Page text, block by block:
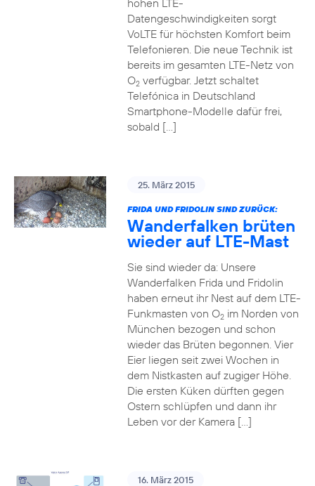
hohen LTE-
Datengeschwindigkeiten sorgt
VoLTE für höchsten Komfort beim
Telefonieren. Die neue Technik ist
bereits im gesamten LTE-Netz von
O2verfügbar. Jetzt schaltet
Telefónica in Deutschland
Smartphone-Modelle dafür frei,
sobald […]
25. März 2015
FRIDA UND FRIDOLIN SIND ZURÜCK:
Wanderfalken brüten
wieder auf LTE-Mast
Sie sind wieder da: Unsere
Wanderfalken Frida und Fridolin
haben erneut ihr Nest auf dem LTE-
Funkmasten von O2im Norden von
München bezogen und schon
wieder das Brüten begonnen. Vier
Eier liegen seit zwei Wochen in
dem Nistkasten auf zugiger Höhe.
Die ersten Küken dürften gegen
Ostern schlüpfen und dann ihr
Leben vor der Kamera […]
16. März 2015